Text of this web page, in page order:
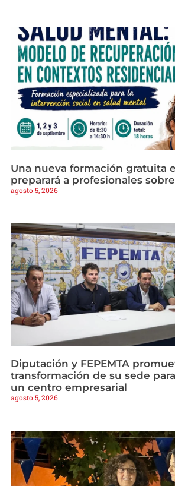
Una nueva formación gratuita
preparará a profesionales
agosto 5, 2026
Diputación y FEPEMTA
transformación de su sede
un centro empresarial
agosto 5, 2026